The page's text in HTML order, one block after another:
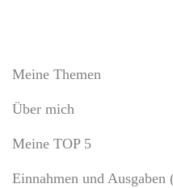
Meine Themen
Über mich
Meine TOP 5
Einnahmen und Ausgaben